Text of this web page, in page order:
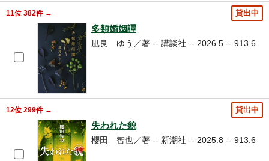
貸出中
11位 382件 →
多類婚姻譚
凪良 ゆう／著 -- 講談社 -- 2026.5 -- 913.6
貸出中
12位 299件 →
失われた貌
櫻田 智也／著 -- 新潮社 -- 2025.8 -- 913.6